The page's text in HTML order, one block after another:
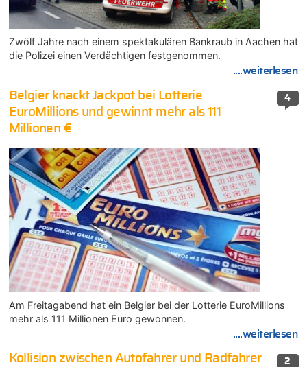
Zwölf Jahre nach einem spektakulären Bankraub in Aachen hat
die Polizei einen Verdächtigen festgenommen.
....weiterlesen
4
Belgier knackt Jackpot bei Lotterie
EuroMillions und gewinnt mehr als 111
Millionen €
Am Freitagabend hat ein Belgier bei der Lotterie EuroMillions
mehr als 111 Millionen Euro gewonnen.
....weiterlesen
2
Kollision zwischen Autofahrer und Radfahrer